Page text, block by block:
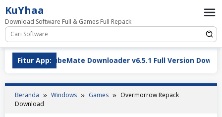
Loncat
ke
konten
KuYhaa
Download Software Full & Games Full Repack
Fitur App:
TubeMate Downloader v6.5.1 Full Version Download
Beranda Windows Games
Overmorrow Repack
Download